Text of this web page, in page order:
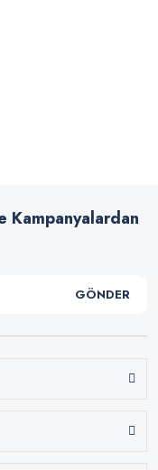
Kampanyalardan
GÖNDER